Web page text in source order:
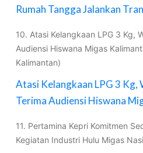
Rumah Tangga Jalankan
10. Atasi Kelangkaan LPG 3 Kg,
Audiensi Hiswana Migas
Kalimantan)
Atasi Kelangkaan LPG 3 Kg,
Terima Audiensi Hiswana
11. Pertamina Kepri Komitmen
Kegiatan Industri Hulu Migas